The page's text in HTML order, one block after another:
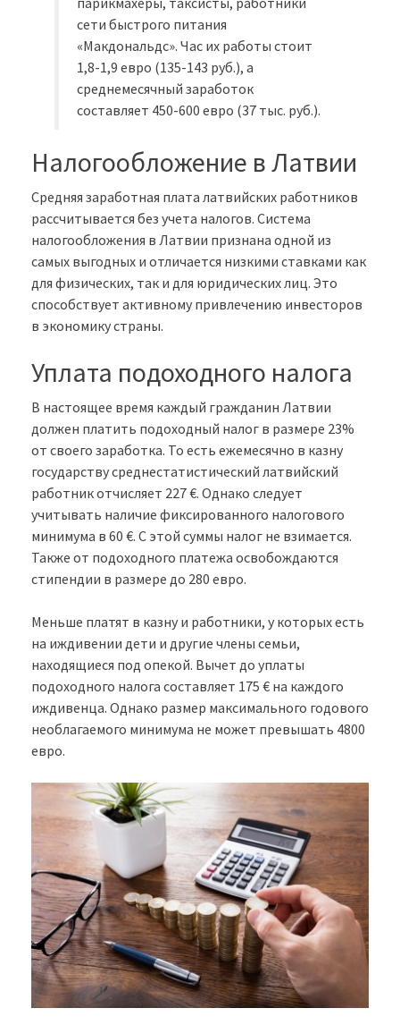
сети быстрого питания
«Макдональдс». Час их работы стоит
1,8-1,9 евро (135-143 руб.), а
среднемесячный заработок
составляет 450-600 евро (37 тыс. руб.).
Налогообложение в Латвии
Средняя заработная плата латвийских работников
рассчитывается без учета налогов. Система
налогообложения в Латвии признана одной из
самых выгодных и отличается низкими ставками как
для физических, так и для юридических лиц. Это
способствует активному привлечению инвесторов
в экономику страны.
Уплата подоходного налога
В настоящее время каждый гражданин Латвии
должен платить подоходный налог в размере 23%
от своего заработка. То есть ежемесячно в казну
государству среднестатистический латвийский
работник отчисляет 227 €. Однако следует
учитывать наличие фиксированного налогового
минимума в 60 €. С этой суммы налог не взимается.
Также от подоходного платежа освобождаются
стипендии в размере до 280 евро.
Меньше платят в казну и работники, у которых есть
на иждивении дети и другие члены семьи,
находящиеся под опекой. Вычет до уплаты
подоходного налога составляет 175 € на каждого
иждивенца. Однако размер максимального годового
необлагаемого минимума не может превышать 4800
евро.